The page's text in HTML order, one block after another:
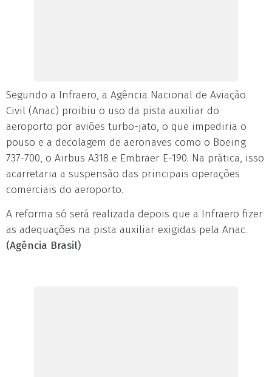
Segundo a Infraero, a Agência Nacional de Aviação
Civil (Anac) proibiu o uso da pista auxiliar do
aeroporto por aviões turbo-jato, o que impediria o
pouso e a decolagem de aeronaves como o Boeing
737-700, o Airbus A318 e Embraer E-190. Na prática, isso
acarretaria a suspensão das principais operações
comerciais do aeroporto.
A reforma só será realizada depois que a Infraero fizer
as adequações na pista auxiliar exigidas pela Anac.
(Agência Brasil)